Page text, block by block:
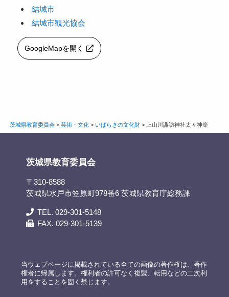
結城市
結城市観光協会
GoogleMapを開く
茨城県教育委員会> 芸術・文化> いばらきの文化財> 上山川諏訪神社太々神楽
茨城県教育委員会
〒310-8588
茨城県水戸市笠原町978番6 茨城県教育庁総務課
TEL. 029-301-5148
FAX. 029-301-5139
当ウェブページに掲載されている全ての画像の著作権は、著作
権者に帰属します。権利者の許可なく複製、転用などの二次利
用をすることを固く禁じます。